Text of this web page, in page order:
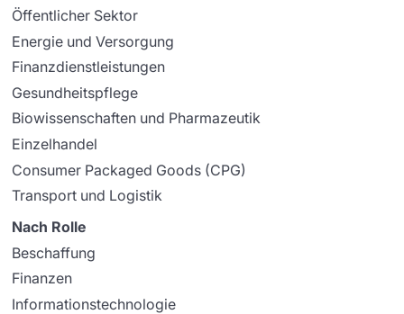
Öffentlicher Sektor
Energie und Versorgung
Finanzdienstleistungen
Gesundheitspflege
Biowissenschaften und Pharmazeutik
Einzelhandel
Consumer Packaged Goods (CPG)
Transport und Logistik
Nach Rolle
Beschaffung
Finanzen
Informationstechnologie